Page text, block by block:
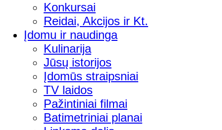
Konkursai
Reidai, Akcijos ir Kt.
Įdomu ir naudinga
Kulinarija
Jūsų istorijos
Įdomūs straipsniai
TV laidos
Pažintiniai filmai
Batimetriniai planai